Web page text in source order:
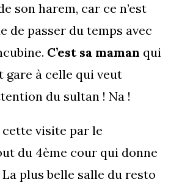
son harem, car ce n’est
de passer du temps avec
C’est sa maman qui
gare à celle qui veut
du sultan ! Na !
visite par le
du 4ème cour qui donne
plus belle salle du resto